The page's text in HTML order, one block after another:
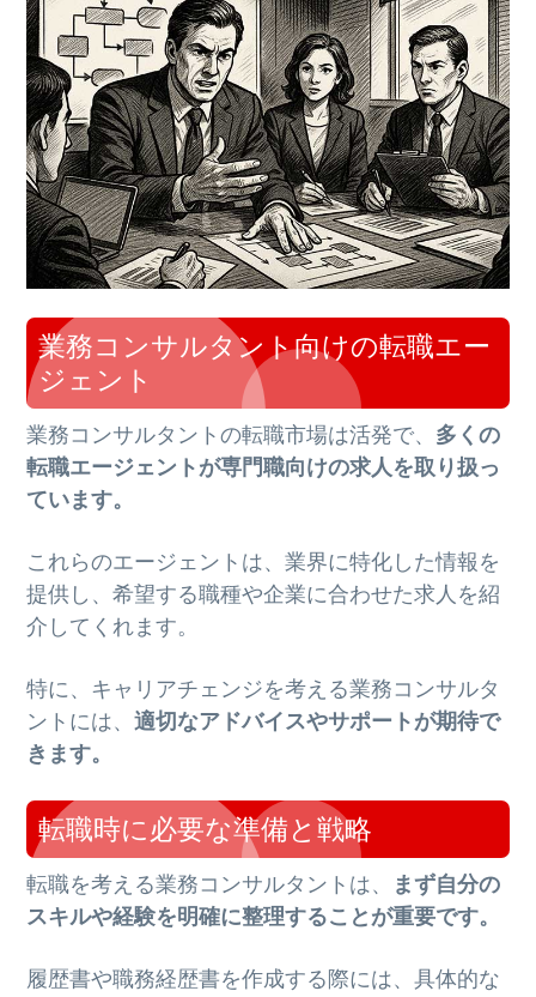
業務コンサルタント向けの転職エー
ジェント
業務コンサルタントの転職市場は活発で、 多くの
転職エージェントが専門職向けの求人を取り扱っ
ています。
これらのエージェントは、業界に特化した情報を
提供し、希望する職種や企業に合わせた求人を紹
介してくれます。
特に、キャリアチェンジを考える業務コンサルタ
ントには、適切なアドバイスやサポートが期待で
きます。
転職時に必要な準備と戦略
転職を考える業務コンサルタントは、
まず自分の
スキルや経験を明確に整理することが重要です。
履歴書や職務経歴書を作成する際には、具体的な